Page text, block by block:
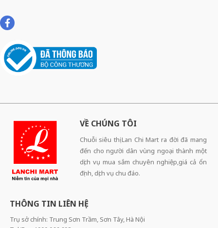
VỀ CHÚNG TÔI
Chuỗi siêu thị Lan Chi Mart ra đời đã mang
đến cho người dân vùng ngoại thành một
dịch vụ mua sắm chuyên nghiệp,giá cả ổn
định, dịch vụ chu đáo.
THÔNG TIN LIÊN HỆ
Trụ sở chính: Trung Sơn Trầm, Sơn Tây, Hà Nội